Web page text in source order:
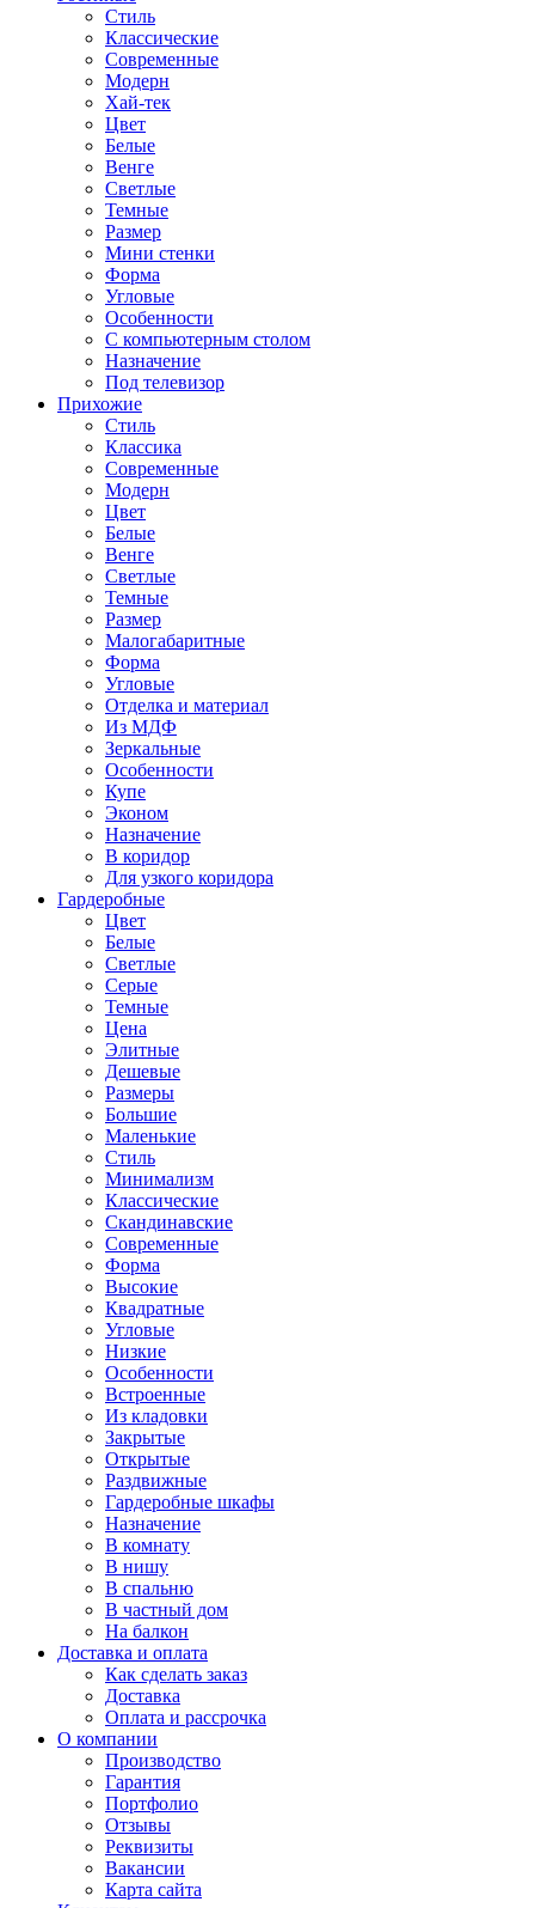
Стиль
Классические
Современные
Модерн
Хай-тек
Цвет
Белые
Венге
Светлые
Темные
Размер
Мини стенки
Форма
Угловые
Особенности
С компьютерным столом
Назначение
Под телевизор
Прихожие
Стиль
Классика
Современные
Модерн
Цвет
Белые
Венге
Светлые
Темные
Размер
Малогабаритные
Форма
Угловые
Отделка и материал
Из МДФ
Зеркальные
Особенности
Купе
Эконом
Назначение
В коридор
Для узкого коридора
Гардеробные
Цвет
Белые
Светлые
Серые
Темные
Цена
Элитные
Дешевые
Размеры
Большие
Маленькие
Стиль
Минимализм
Классические
Скандинавские
Современные
Форма
Высокие
Квадратные
Угловые
Низкие
Особенности
Встроенные
Из кладовки
Закрытые
Открытые
Раздвижные
Гардеробные шкафы
Назначение
В комнату
В нишу
В спальню
В частный дом
На балкон
Доставка и оплата
Как сделать заказ
Доставка
Оплата и рассрочка
О компании
Производство
Гарантия
Портфолио
Отзывы
Реквизиты
Вакансии
Карта сайта